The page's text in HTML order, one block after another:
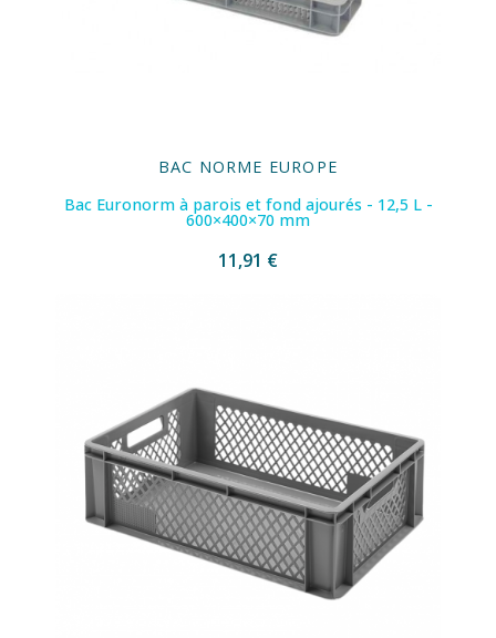
BAC NORME EUROPE
Bac Euronorm à parois et fond ajourés - 12,5 L -
600×400×70 mm
11,91 €